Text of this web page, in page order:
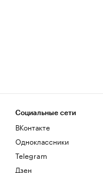
Социальные сети
ВКонтакте
Одноклассники
Telegram
Дзен